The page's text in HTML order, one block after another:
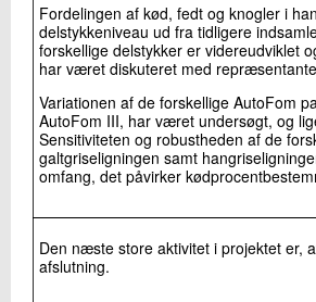
Send
Fordelingen af kød, fedt og knogler i
delstykkeniveau ud fra tidligere
forskellige delstykker er videreudviklet
har været diskuteret med
Variationen af de forskellige AutoFom
AutoFom III, har været undersøgt, og
Sensitiviteten og robustheden af de
galtgriseligningen samt
omfang, det påvirker
Den næste store aktivitet i projektet er,
afslutning.